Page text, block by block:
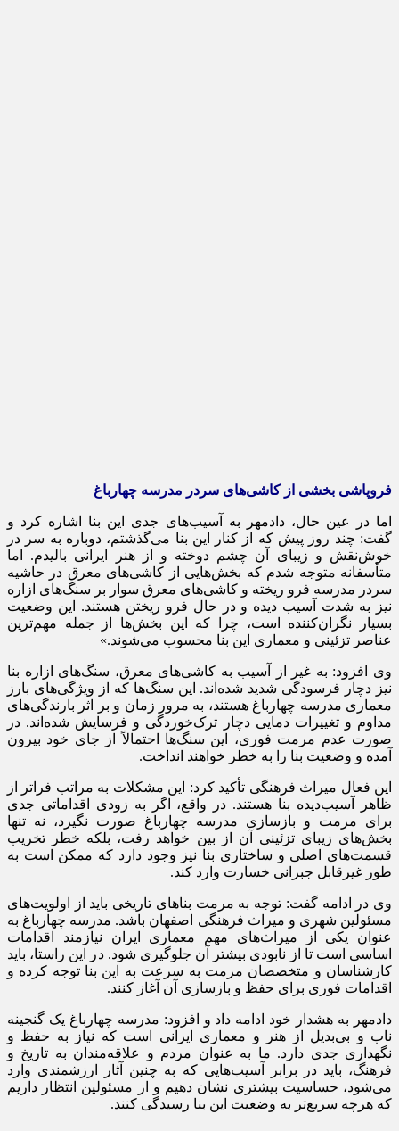
فروپاشی بخشی از کاشی‌های سردر مدرسه چهارباغ
اما در عین حال،دادمهر
به آسیب‌های جدی این بنا اشاره کرد و
گفت: چند روز پیش که از کنار این بنا می‌گذشتم، دوباره به سر در
خوش‌نقش و زیبای آن چشم دوخته و از هنر ایرانی بالیدم. اما
متأسفانه متوجه شدم که بخش‌هایی از کاشی‌های معرق در حاشیه
سردر مدرسه فرو ریخته و کاشی‌های معرق سوار بر سنگ‌های ازاره
نیز به شدت آسیب دیده و در حال فرو ریختن هستند. این وضعیت
بسیار نگران‌کننده است، چرا که این بخش‌ها از جمله مهم‌ترین
عناصر تزئینی و معماری این بنا محسوب می‌شوند.»
وی افزود: به غیر از آسیب به کاشی‌های معرق، سنگ‌های ازاره بنا
نیز دچار فرسودگی شدید شده‌اند. این سنگ‌ها که از ویژگی‌های بارز
معماری مدرسه چهارباغ هستند، به مرور زمان و بر اثر بارندگی‌های
مداوم و تغییرات دمایی دچار ترک‌خوردگی و فرسایش شده‌اند. در
صورت عدم مرمت فوری، این سنگ‌ها احتمالاً از جای خود بیرون
آمده و وضعیت بنا را به خطر خواهند انداخت.
این فعال میراث فرهنگی تأکید کرد: این مشکلات به مراتب فراتر از
ظاهر آسیب‌دیده بنا هستند. در واقع، اگر به زودی اقداماتی جدی
برای مرمت و بازسازی مدرسه چهارباغ صورت نگیرد، نه تنها
بخش‌های زیبای تزئینی آن از بین خواهد رفت، بلکه خطر تخریب
قسمت‌های اصلی و ساختاری بنا نیز وجود دارد که ممکن است به
طور غیرقابل جبرانی خسارت وارد کند.
وی در ادامه گفت: توجه به مرمت بناهای تاریخی باید از اولویت‌های
مسئولین شهری و میراث فرهنگی اصفهان باشد. مدرسه چهارباغ به
عنوان یکی از میراث‌های مهم معماری ایران نیازمند اقدامات
اساسی است تا از نابودی بیشتر آن جلوگیری شود. در این راستا، باید
کارشناسان و متخصصان مرمت به سرعت به این بنا توجه کرده و
اقدامات فوری برای حفظ و بازسازی آن آغاز کنند.
دادمهر
به هشدار خود ادامه داد و افزود: مدرسه چهارباغ یک گنجینه
ناب و بی‌بدیل از هنر و معماری ایرانی است که نیاز به حفظ و
نگهداری جدی دارد. ما به عنوان مردم و علاقه‌مندان به تاریخ و
فرهنگ، باید در برابر آسیب‌هایی که به چنین آثار ارزشمندی وارد
می‌شود، حساسیت بیشتری نشان دهیم و از مسئولین انتظار داریم
که هرچه سریع‌تر به وضعیت این بنا رسیدگی کنند.